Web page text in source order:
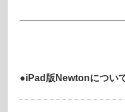
●iPad版Newtonについ